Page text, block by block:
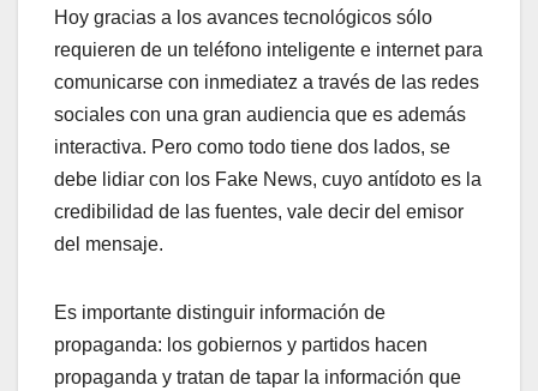
Hoy gracias a los avances tecnológicos sólo
requieren de un teléfono inteligente e internet para
comunicarse con inmediatez a través de las redes
sociales con una gran audiencia que es además
interactiva. Pero como todo tiene dos lados, se
debe lidiar con los Fake News, cuyo antídoto es la
credibilidad de las fuentes, vale decir del emisor
del mensaje.
Es importante distinguir información de
propaganda: los gobiernos y partidos hacen
propaganda y tratan de tapar la información que